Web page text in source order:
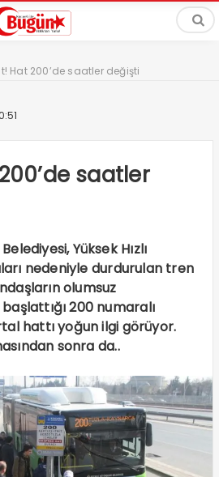
Hat 200’de saatler değişti
saatler
Yüksek Hızlı
nedeniyle durdurulan tren
olumsuz
200 numaralı
hattı yoğun ilgi görüyor.
sonra da..